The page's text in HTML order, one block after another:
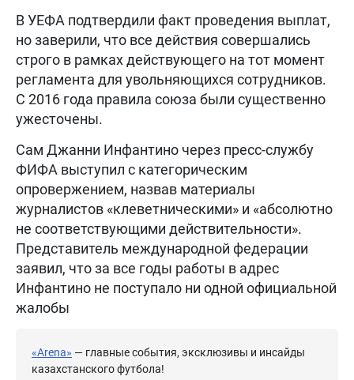
В УЕФА подтвердили факт проведения выплат,
но заверили, что все действия совершались
строго в рамках действующего на тот момент
регламента для увольняющихся сотрудников.
С 2016 года правила союза были существенно
ужесточены.
Сам Джанни Инфантино через пресс-службу
ФИФА выступил с категорическим
опровержением, назвав материалы
журналистов «клеветническими» и «абсолютно
не соответствующими действительности».
Представитель международной федерации
заявил, что за все годы работы в адрес
Инфантино не поступало ни одной официальной
жалобы
«Arena» — главные события, эксклюзивы и инсайды
казахстанского футбола!